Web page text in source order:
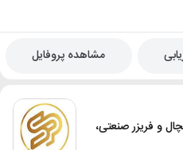
مشاهده پروفایل
و فریزر صنعتی،